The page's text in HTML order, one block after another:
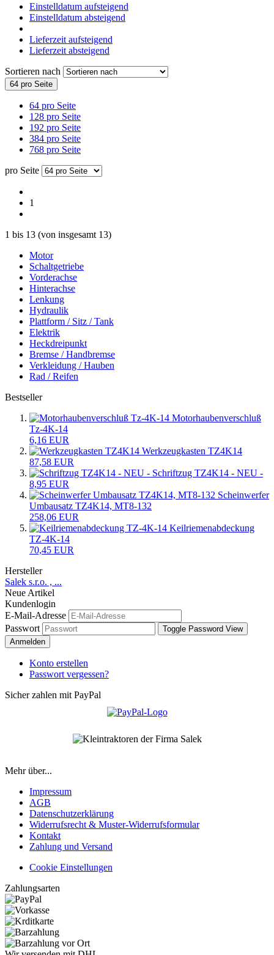
Einstelldatum aufsteigend
Einstelldatum absteigend
Lieferzeit aufsteigend
Lieferzeit absteigend
Sortieren nach
64 pro Seite
64 pro Seite
128 pro Seite
192 pro Seite
384 pro Seite
768 pro Seite
pro Seite
1
1 bis 13 (von insgesamt 13)
Motor
Schaltgetriebe
Vorderachse
Hinterachse
Lenkung
Hydraulik
Plattform / Sitz / Tank
Elektrik
Heckdreipunkt
Bremse / Handbremse
Verkleidung / Hauben
Rad / Reifen
Bestseller
Motorhaubenverschluß
Tz-4K-14
6,16 EUR
Werkzeugkasten TZ4K14
87,58 EUR
Schriftzug TZ4K14 - NEU -
8,95 EUR
Scheinwerfer
Umbausatz TZ4K14, MT8-132
258,06 EUR
Keilriemenabdeckung
TZ-4K-14
70,45 EUR
Hersteller
Salek s.r.o. , ...
Neue Artikel
Kundenlogin
E-Mail-Adresse
Passwort
Toggle Password View
Anmelden
Konto erstellen
Passwort vergessen?
Sicher zahlen mit PayPal
Mehr über...
Impressum
AGB
Datenschutzerklärung
Widerrufsrecht & Muster-Widerrufsformular
Kontakt
Zahlung und Versand
Cookie Einstellungen
Zahlungsarten